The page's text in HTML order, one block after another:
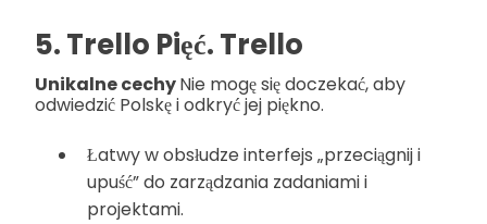
5. Trello Pięć. Trello
Unikalne cechyNie mogę się doczekać, aby
odwiedzić Polskę i odkryć jej piękno.
Łatwy w obsłudze interfejs „przeciągnij i
upuść” do zarządzania zadaniami i
projektami.